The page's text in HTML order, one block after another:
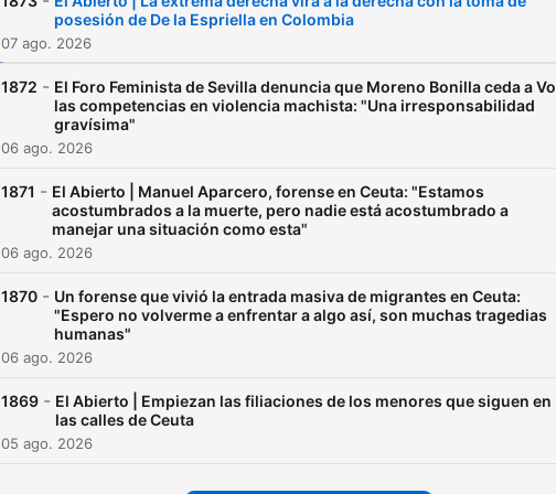
posesión de De la Espriella en Colombia
07 ago. 2026
1872 - El Foro Feminista de Sevilla denuncia que Moreno Bonilla ceda a
las competencias en violencia machista: "Una irresponsabilidad
gravísima"
06 ago. 2026
1871 - El Abierto | Manuel Aparcero, forense en Ceuta: "Estamos
acostumbrados a la muerte, pero nadie está acostumbrado a
manejar una situación como esta"
06 ago. 2026
1870 - Un forense que vivió la entrada masiva de migrantes en Ceuta:
"Espero no volverme a enfrentar a algo así, son muchas tragedias
humanas"
06 ago. 2026
1869 - El Abierto | Empiezan las filiaciones de los menores que siguen en
las calles de Ceuta
05 ago. 2026